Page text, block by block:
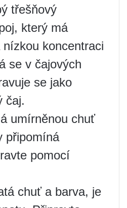
třešňový
který má
koncentraci
se v čajových
se jako
čaj.
umírněnou chuť
připomíná
pomocí
chuť a barva, je